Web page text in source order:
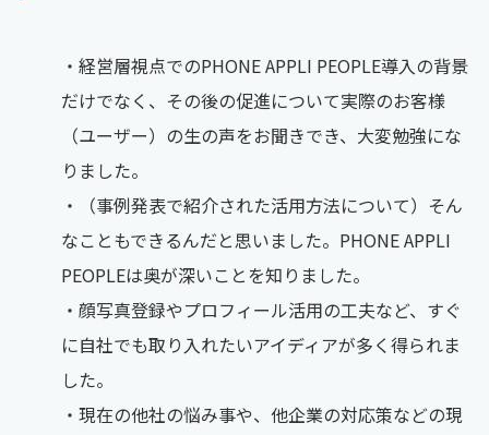
・経営層視点でのPHONE APPLI PEOPLE導入の背景
だけでなく、その後の促進について実際のお客様
（ユーザー）の生の声をお聞きでき、大変勉強にな
りました。​
・（事例発表で紹介された活用方法について）そん
なこともできるんだと思いました。PHONE APPLI
PEOPLEは奥が深いことを知りました。​
・顔写真登録やプロフィール活用の工夫など、すぐ
に自社でも取り入れたいアイディアが多く得られま
した。​
・現在の他社の悩み事や、他企業の対応策などの現